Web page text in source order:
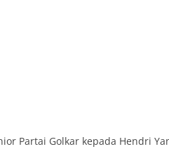
Partai Golkar kepada Hendri